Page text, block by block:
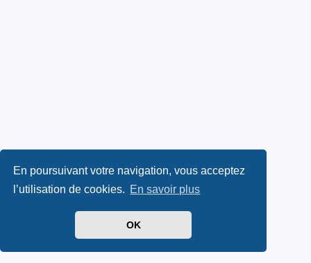
En poursuivant votre navigation, vous acceptez
l’utilisation de cookies. En savoir plus
OK